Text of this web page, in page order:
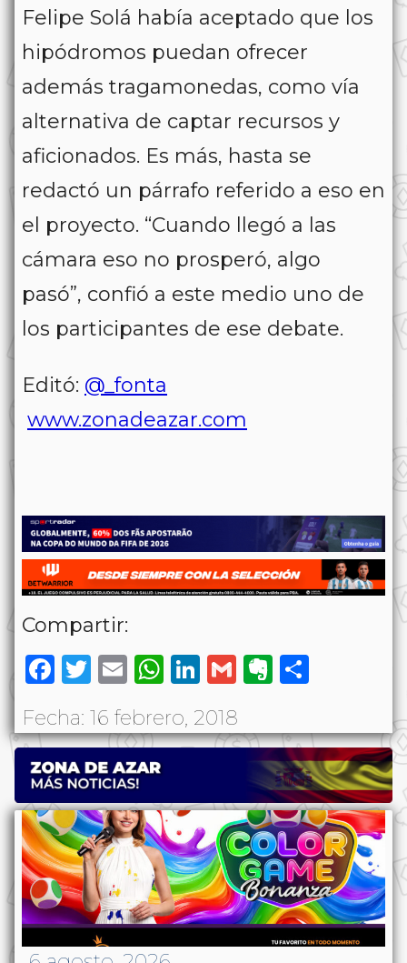
Felipe Solá había aceptado que los
hipódromos puedan ofrecer
además tragamonedas, como vía
alternativa de captar recursos y
aficionados. Es más, hasta se
redactó un párrafo referido a eso en
el proyecto. “Cuando llegó a las
cámara eso no prosperó, algo
pasó”, confió a este medio uno de
los participantes de ese debate.
Editó: @_fonta
www.zonadeazar.com
Compartir:
Facebook
Twitter
EmailWhatsApp
LinkedIn
GmailEvernote
Fecha: 16 febrero, 2018